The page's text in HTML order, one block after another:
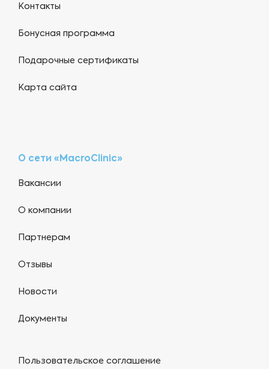
Контакты
Бонусная программа
Подарочные сертификаты
Карта сайта
О сети «MacroClinic»
Вакансии
О компании
Партнерам
Отзывы
Новости
Документы
Пользовательское соглашение